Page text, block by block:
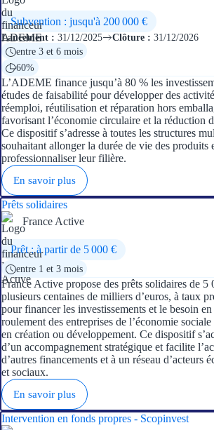
Subvention : jusqu'à 200 000 €
Lancement : 31/12/2025 Clôture : 31/12/2026
entre 3 et 6 mois
60%
L’ADEME finance jusqu’à 80 % les
études de faisabilité pour développer des
réemploi, réutilisation et réparation hors
favorisant l’économie circulaire et la réduction
Ce dispositif s’adresse à toutes les structures
souhaitant allonger la durée de vie des produits
professionnaliser leur filière.
En savoir plus
Prêts solidaires
France Active
Prêt : à partir de 5 000 €
entre 1 et 3 mois
France Active propose des prêts solidaires de 5
plusieurs centaines de milliers d’euros, à taux
pour financer les investissements et le besoin
roulement des entreprises de l’économie
en création ou développement. Ce dispositif
d’un accompagnement stratégique et facilite
d’autres financements et à un réseau d’acteurs
et sociaux.
En savoir plus
Intervention en fonds propres - Scopinvest